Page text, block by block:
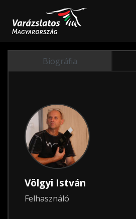
Biográfia
Völgyi István
Felhasználó